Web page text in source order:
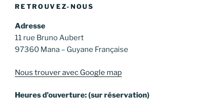
RETROUVEZ-NOUS
Adresse
11 rue Bruno Aubert
97360 Mana – Guyane Française
Nous trouver avec Google map
Heures d’ouverture: (sur réservation)